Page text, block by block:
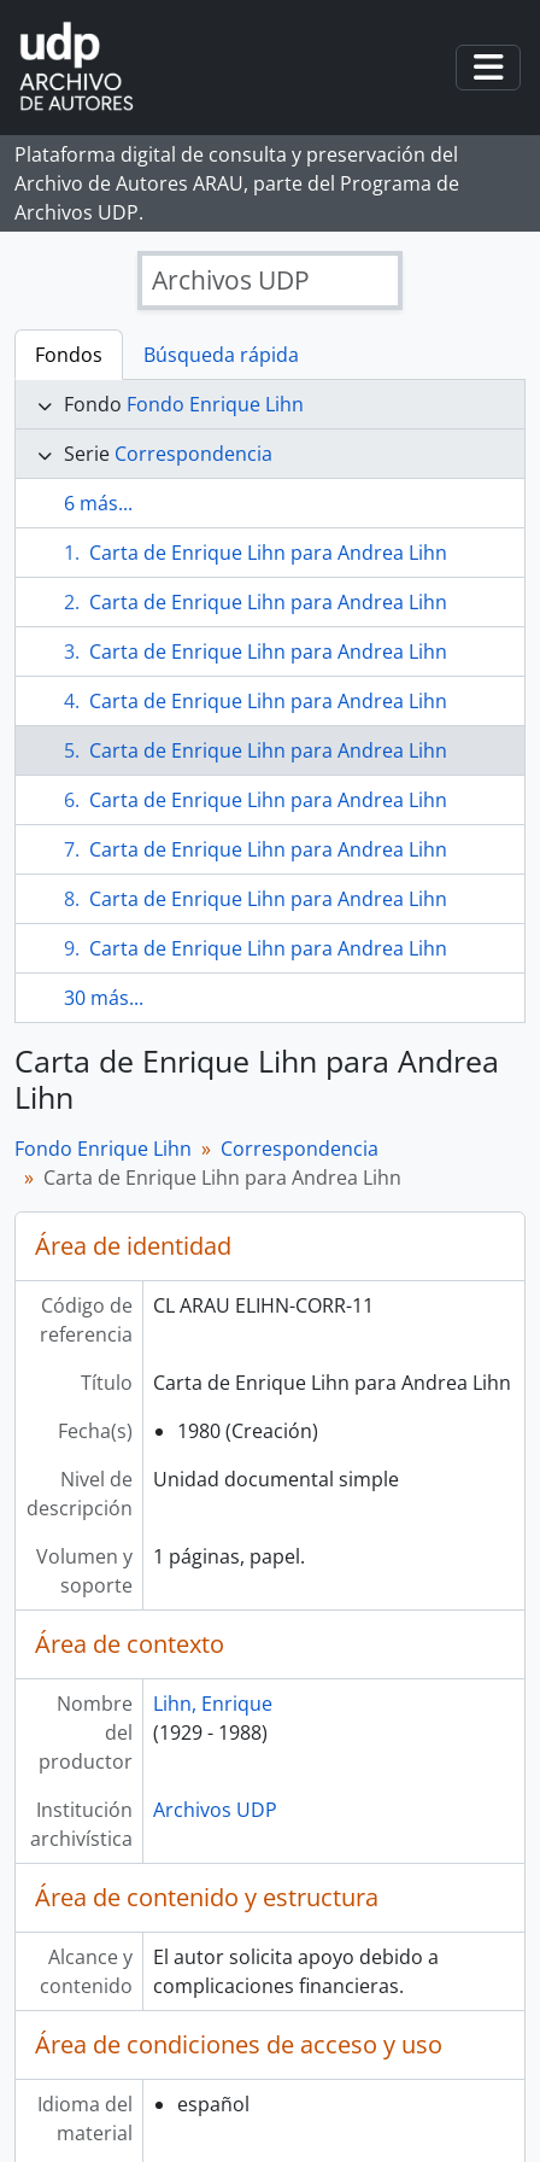
Skip to main content
Plataforma digital de consulta y preservación del
Archivo de Autores ARAU, parte del Programa de
Archivos UDP.
Archivos UDP
Fondos
Búsqueda rápida
Fondo Fondo Enrique Lihn
Serie Correspondencia
6 más...
Carta de Enrique Lihn para Andrea Lihn
Carta de Enrique Lihn para Andrea Lihn
Carta de Enrique Lihn para Andrea Lihn
Carta de Enrique Lihn para Andrea Lihn
Carta de Enrique Lihn para Andrea Lihn
Carta de Enrique Lihn para Andrea Lihn
Carta de Enrique Lihn para Andrea Lihn
Carta de Enrique Lihn para Andrea Lihn
Carta de Enrique Lihn para Andrea Lihn
30 más...
Carta de Enrique Lihn para Andrea
Lihn
Fondo Enrique Lihn
Correspondencia
Carta de Enrique Lihn para Andrea Lihn
Área de identidad
Código de
referencia
CL ARAU ELIHN-CORR-11
Título
Carta de Enrique Lihn para Andrea Lihn
Fecha(s)
1980 (Creación)
Nivel de
descripción
Unidad documental simple
Volumen y
soporte
1 páginas, papel.
Área de contexto
Nombre
del
productor
Lihn, Enrique
(1929 - 1988)
Institución
archivística
Archivos UDP
Área de contenido y estructura
Alcance y
contenido
El autor solicita apoyo debido a
complicaciones financieras.
Área de condiciones de acceso y uso
Idioma del
material
español